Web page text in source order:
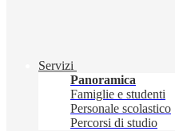
Servizi
Panoramica
Famiglie e studenti
Personale scolastico
Percorsi di studio